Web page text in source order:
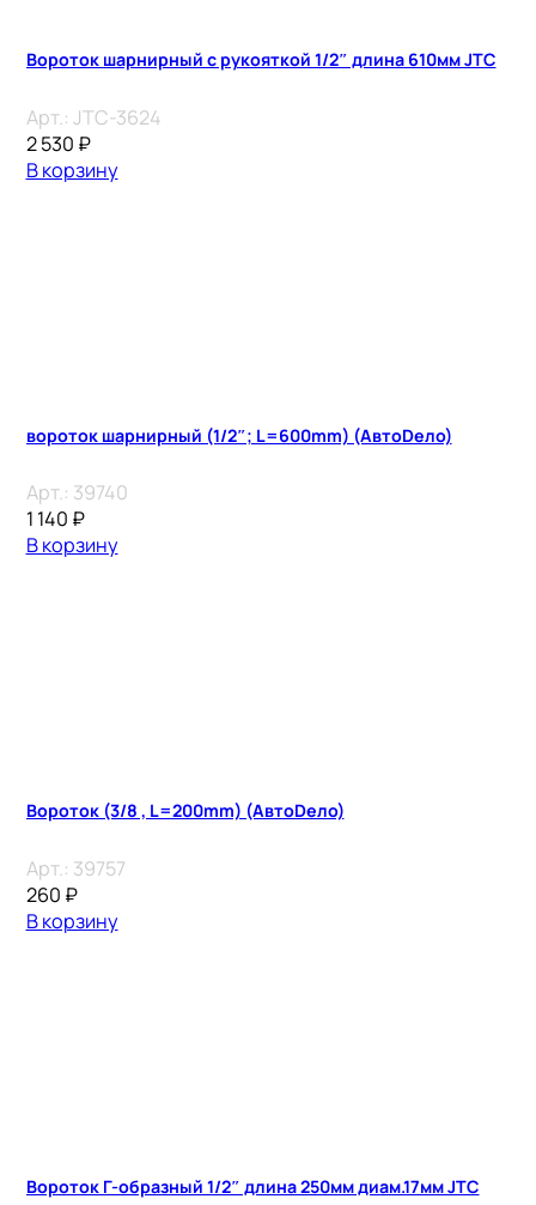
Вороток шарнирный с рукояткой 1/2″ длина 610мм JTC
Арт.: JTC-3624
2 530 ₽
В корзину
вороток шарнирный (1/2″; L=600mm) (АвтоDело)
Арт.: 39740
1 140 ₽
В корзину
Вороток (3/8 , L=200mm) (АвтоDело)
Арт.: 39757
260 ₽
В корзину
Вороток Г-образный 1/2″ длина 250мм диам.17мм JTC